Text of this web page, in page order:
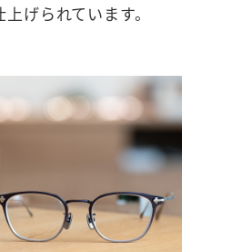
げられています。